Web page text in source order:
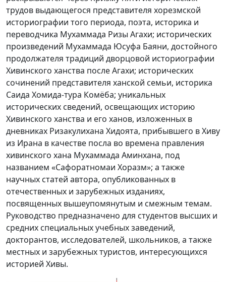
трудов выдающегося представителя хорезмской
историографии того периода, поэта, историка и
переводчика Мухаммада Ризы Агахи; исторических
произведений Мухаммада Юсуфа Баяни, достойного
продолжателя традиций дворцовой историографии
Хивинского ханства после Агахи; исторических
сочинений представителя ханской семьи, историка
Саида Хомида-тура Комёба; уникальных
исторических сведений, освещающих историю
Хивинского ханства и его ханов, изложенных в
дневниках Ризакулихана Хидоята, прибывшего в Хиву
из Ирана в качестве посла во времена правления
хивинского хана Мухаммада Аминхана, под
названием «Сафоратномаи Хоразм»; а также
научных статей автора, опубликованных в
отечественных и зарубежных изданиях,
посвященных вышеупомянутым и смежным темам.
Руководство предназначено для студентов высших и
средних специальных учебных заведений,
докторантов, исследователей, школьников, а также
местных и зарубежных туристов, интересующихся
историей Хивы.